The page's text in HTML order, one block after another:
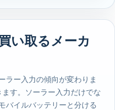
い取るメーカ
ラー入力の傾向が変わりま
す。ソーラー入力だけでな
バイルバッテリーと分ける